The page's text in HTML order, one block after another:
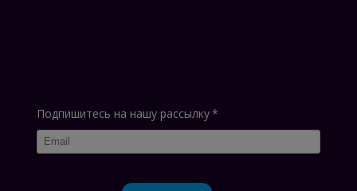
Подпишитесь на нашу рассылку*